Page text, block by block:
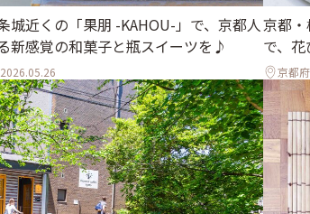
城近くの「果朋 -KAHOU-」で、京都人
新感覚の和菓子と瓶スイーツを♪
2026.05.26
京都・
で、
京都府